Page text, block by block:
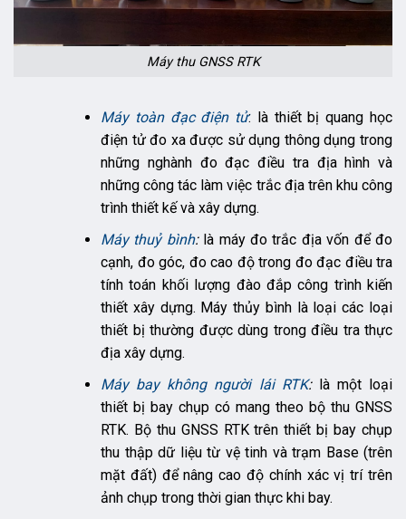
Máy thu GNSS RTK
Máy toàn đạc điện tử: là thiết bị quang học
điện tử đo xa được sử dụng thông dụng trong
những nghành đo đạc điều tra địa hình và
những công tác làm việc trắc địa trên khu công
trình thiết kế và xây dựng.
Máy thuỷ bình: là máy đo trắc địa vốn để đo
cạnh, đo góc, đo cao độ trong đo đạc điều tra
tính toán khối lượng đào đắp công trình kiến
thiết xây dựng. Máy thủy bình là loại các loại
thiết bị thường được dùng trong điều tra thực
địa xây dựng.
Máy bay không người lái RTK:là một loại
thiết bị bay chụp có mang theo bộ thu GNSS
RTK. Bộ thu GNSS RTK trên thiết bị bay chụp
thu thập dữ liệu từ vệ tinh và trạm Base (trên
mặt đất) để nâng cao độ chính xác vị trí trên
ảnh chụp trong thời gian thực khi bay.